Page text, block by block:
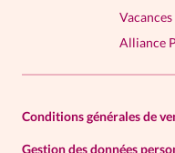
Alliance
Conditions générales de
Gestion des données